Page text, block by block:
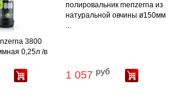
3800
0,25л /в
полировальник menzerna из
натуральной овчины ø150мм
...
1 057 руб